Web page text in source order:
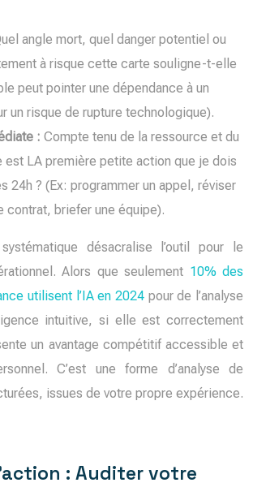
angle mort, quel danger potentiel ou
à risque cette carte souligne-t-elle
peut pointer une dépendance à un
un risque de rupture technologique).
: Compte tenu de la ressource et du
est LA première petite action que je dois
24h ? (Ex: programmer un appel, réviser
contrat, briefer une équipe).
désacralise l’outil pour le
Alors que seulement 10% des
utilisent l’IA en 2024 pour de l’analyse
intuitive, si elle est correctement
un avantage compétitif accessible et
C’est une forme d’analyse de
issues de votre propre expérience.
: Auditer votre